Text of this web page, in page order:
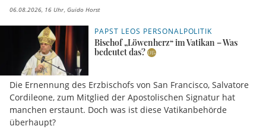
06.08.2026, 16 Uhr Guido Horst
PAPST LEOS PERSONALPOLITIK
Bischof „Löwenherz“ im Vatikan – Was
bedeutet das?
Die Ernennung des Erzbischofs von San Francisco, Salvatore
Cordileone, zum Mitglied der Apostolischen Signatur hat
manchen erstaunt. Doch was ist diese Vatikanbehörde
überhaupt?